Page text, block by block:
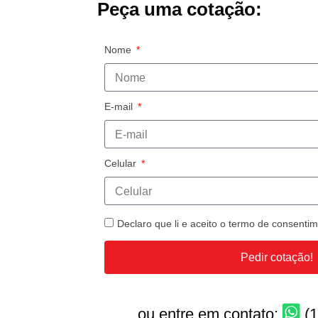
Peça uma cotação:
Nome
E-mail
Celular
Declaro que li e aceito o termo de
Pedir cotação!
ou entre em contato: